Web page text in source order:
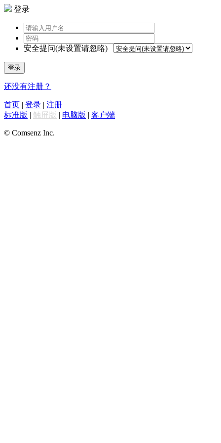
登录
安全提问(未设置请忽略)
登录
还没有注册？
首页 | 登录 | 注册
标准版 | 触屏版 | 电脑版 | 客户端
© Comsenz Inc.